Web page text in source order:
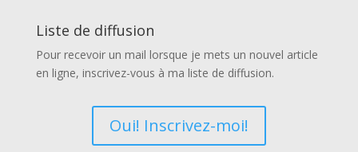
Liste de diffusion
Pour recevoir un mail lorsque je mets un nouvel article
en ligne, inscrivez-vous à ma liste de diffusion.
Oui! Inscrivez-moi!